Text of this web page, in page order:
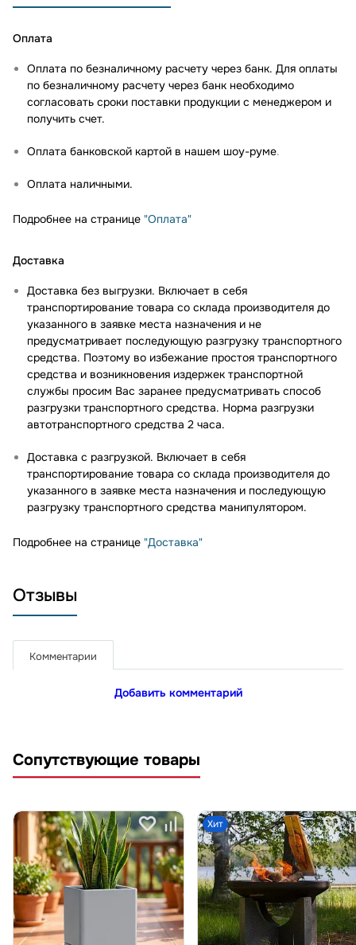
Оплата
Оплата по безналичному расчету через банк. Для оплаты
по безналичному расчету через банк необходимо
согласовать сроки поставки продукции с менеджером и
получить счет.
Оплата банковской картой в нашем шоу-руме.
Оплата наличными.
Подробнее на странице "Оплата"
Доставка
Доставка без выгрузки. Включает в себя
транспортирование товара со склада производителя до
указанного в заявке места назначения и не
предусматривает последующую разгрузку транспортного
средства. Поэтому во избежание простоя транспортного
средства и возникновения издержек транспортной
службы просим Вас заранее предусматривать способ
разгрузки транспортного средства. Норма разгрузки
автотранспортного средства 2 часа.
Доставка с разгрузкой. Включает в себя
транспортирование товара со склада производителя до
указанного в заявке места назначения и последующую
разгрузку транспортного средства манипулятором.
Подробнее на странице "Доставка"
Отзывы
Комментарии
Добавить комментарий
Сопутствующие товары
Хит